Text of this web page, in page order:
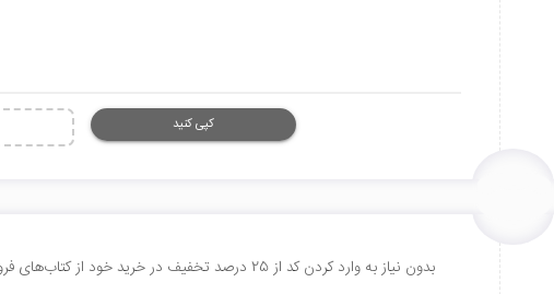
کپی کنید
بدون نیاز به وارد کردن کد از 25 درصد تخفیف در خرید خود از کتاب‌های فروشگاه اینترنتی بنوبوک بهره‌مند شوید.